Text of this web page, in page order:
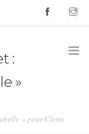
:
»
» pour Clems